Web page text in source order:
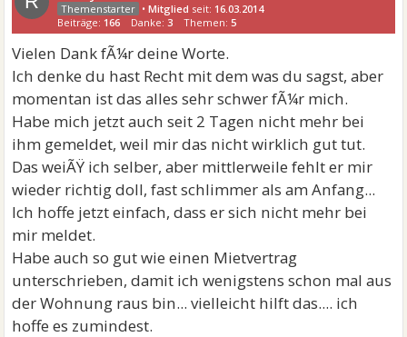
•Mitglied seit: 16.03.2014
Beiträge: 166 Danke: 3 Themen: 5
Vielen Dank fÃ¼r deine Worte.
Ich denke du hast Recht mit dem was du sagst, aber
momentan ist das alles sehr schwer fÃ¼r mich.
Habe mich jetzt auch seit 2 Tagen nicht mehr bei
ihm gemeldet, weil mir das nicht wirklich gut tut.
Das weiÃŸ ich selber, aber mittlerweile fehlt er mir
wieder richtig doll, fast schlimmer als am Anfang...
Ich hoffe jetzt einfach, dass er sich nicht mehr bei
mir meldet.
Habe auch so gut wie einen Mietvertrag
unterschrieben, damit ich wenigstens schon mal aus
der Wohnung raus bin... vielleicht hilft das.... ich
hoffe es zumindest.